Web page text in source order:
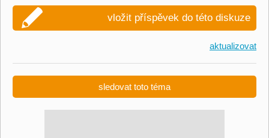
vložit příspěvek do této diskuze
aktualizovat
sledovat toto téma